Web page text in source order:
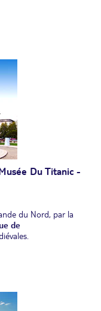
autonomie. Si vous le
Ireland, à partir de
avant le départ.
irlandaise, à partir
régler avant départ.
Du Titanic -
du Nord, par la
de